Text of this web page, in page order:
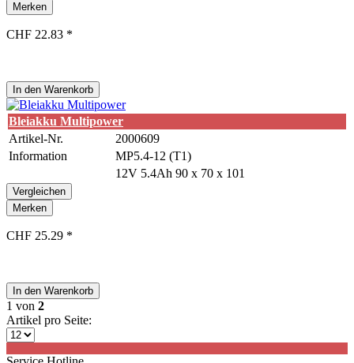
Merken
CHF 22.83 *
In den Warenkorb
Bleiakku Multipower
Artikel-Nr.
2000609
Information
MP5.4-12 (T1)
12V 5.4Ah 90 x 70 x 101
Vergleichen
Merken
CHF 25.29 *
In den Warenkorb
1 von 2
Artikel pro Seite: